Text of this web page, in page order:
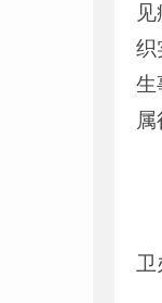
织
生